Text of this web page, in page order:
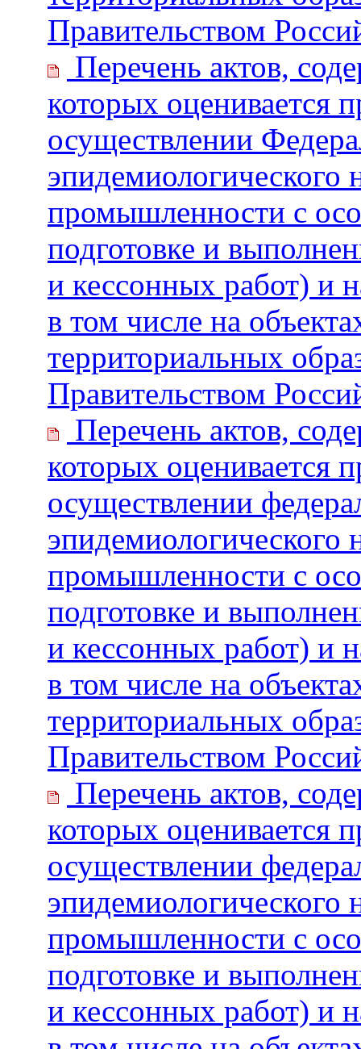
Правительством
Перечень актов,
которых оценивается
осуществлении
эпидемиологического
промышленности с
подготовке и
и кессонных работ) и
в том числе на
территориальных
Правительством
Перечень актов,
которых оценивается
осуществлении
эпидемиологического
промышленности с
подготовке и
и кессонных работ) и
в том числе на
территориальных
Правительством
Перечень актов,
которых оценивается
осуществлении
эпидемиологического
промышленности с
подготовке и
и кессонных работ) и